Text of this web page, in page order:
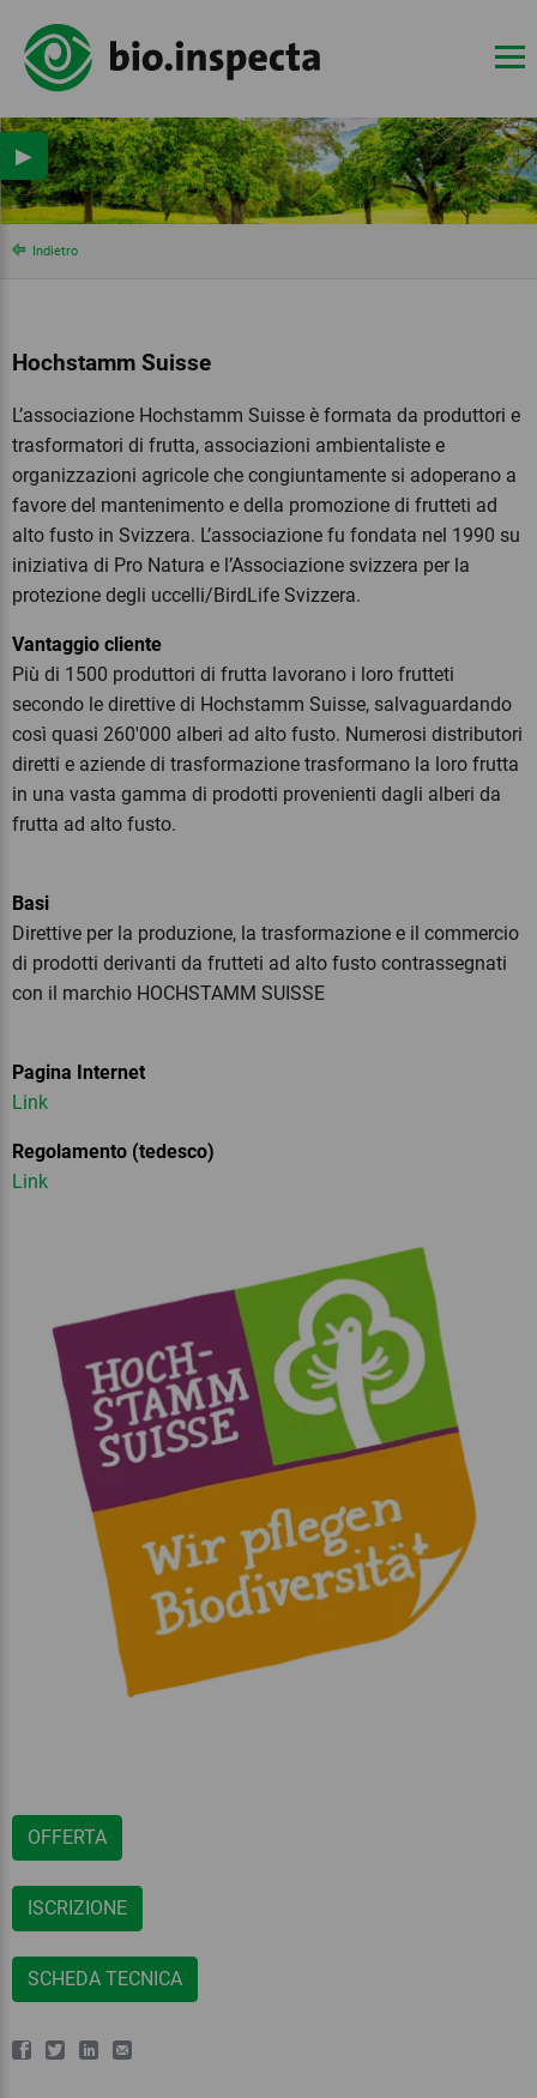
Indietro
Hochstamm Suisse
L’associazione Hochstamm Suisse è formata da produttori e
trasformatori di frutta, associazioni ambientaliste e
organizzazioni agricole che congiuntamente si adoperano a
favore del mantenimento e della promozione di frutteti ad
alto fusto in Svizzera. L’associazione fu fondata nel 1990 su
iniziativa di Pro Natura e l’Associazione svizzera per la
protezione degli uccelli/BirdLife Svizzera.
Vantaggio cliente
Più di 1500 produttori di frutta lavorano i loro frutteti
secondo le direttive di Hochstamm Suisse, salvaguardando
così quasi 260'000 alberi ad alto fusto. Numerosi distributori
diretti e aziende di trasformazione trasformano la loro frutta
in una vasta gamma di prodotti provenienti dagli alberi da
frutta ad alto fusto.
Basi
Direttive per la produzione, la trasformazione e il commercio
di prodotti derivanti da frutteti ad alto fusto contrassegnati
con il marchio HOCHSTAMM SUISSE
Pagina Internet
Link
Regolamento (tedesco)
Link
OFFERTA
ISCRIZIONE
SCHEDA TECNICA
▶